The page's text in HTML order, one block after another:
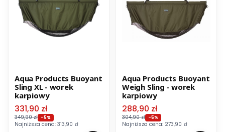
Aqua Products Buoyant
Sling XL - worek
karpiowy
Cena promocyjna
331,90 zł
349,90 zł -5%
Najniższa cena: 313,90 zł
Aqua Products Buoyant
Weigh Sling - worek
karpiowy
Cena promocyjna
288,90 zł
304,90 zł -5%
Najniższa cena: 273,90 zł